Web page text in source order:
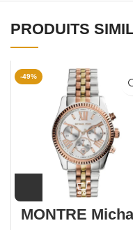
PRODUITS
-49%
MONTRE